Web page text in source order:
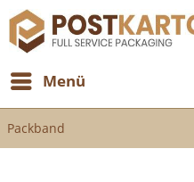
Menü
Packband